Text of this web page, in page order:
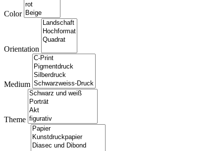
Color
Orientation
Medium
Theme